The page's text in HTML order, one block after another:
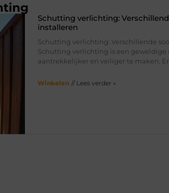
Schutting verlichting:
installeren
Schutting verlichting: Verschillende
Schutting verlichting is een geweldige
aantrekkelijker en veiliger te maken.
Winkelen // Lees verder »